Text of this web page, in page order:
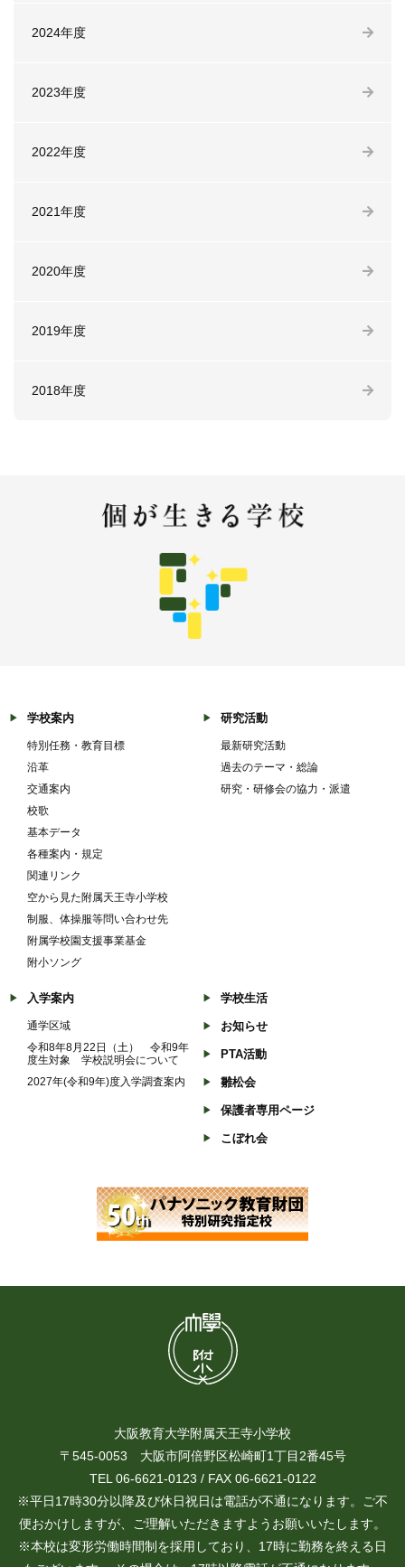
2024年度
2023年度
2022年度
2021年度
2020年度
2019年度
2018年度
学校案内
特別任務・教育目標
沿革
交通案内
校歌
基本データ
各種案内・規定
関連リンク
空から見た附属天王寺小学校
制服、体操服等問い合わせ先
附属学校園支援事業基金
附小ソング
研究活動
最新研究活動
過去のテーマ・総論
研究・研修会の協力・派遣
入学案内
通学区域
令和8年8月22日（土） 令和9年
度生対象 学校説明会について
2027年(令和9年)度入学調査案内
学校生活
お知らせ
PTA活動
雛松会
保護者専用ページ
こぼれ会
大阪教育大学附属天王寺小学校
〒545-0053 大阪市阿倍野区松崎町1丁目2番45号
TEL 06-6621-0123 / FAX 06-6621-0122
※平日17時30分以降及び休日祝日は電話が不通になります。ご不
便おかけしますが、ご理解いただきますようお願いいたします。
※本校は変形労働時間制を採用しており、17時に勤務を終える日